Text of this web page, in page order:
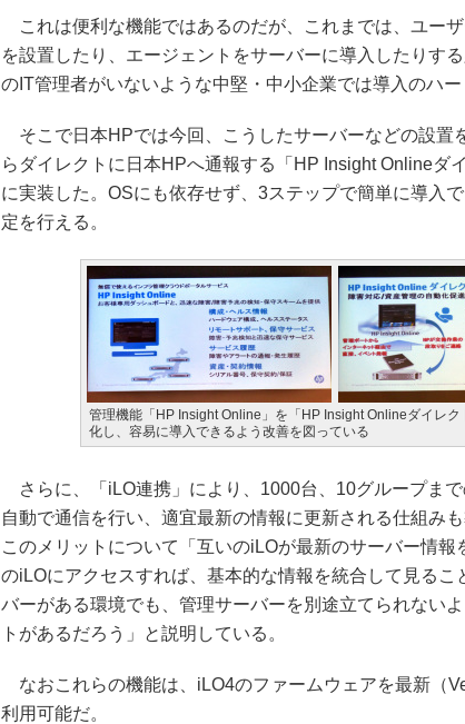
これは便利な機能ではあるのだが、これまでは、ユー
を設置したり、エージェントをサーバーに導入したりす
のIT管理者がいないような中堅・中小企業では導入のハー
そこで日本HPでは今回、こうしたサーバーなどの設置
らダイレクトに日本HPへ通報する「HP Insight Onlineダ
に実装した。OSにも依存せず、3ステップで簡単に導入
定を行える。
管理機能「HP Insight Online」を「HP Insight Onlineダイレク
化し、容易に導入できるよう改善を図っている
さらに、「iLO連携」により、1000台、10グループま
自動で通信を行い、適宜最新の情報に更新される仕組み
このメリットについて「互いのiLOが最新のサーバー情報
のiLOにアクセスすれば、基本的な情報を統合して見るこ
バーがある環境でも、管理サーバーを別途立てられない
トがあるだろう」と説明している。
なおこれらの機能は、iLO4のファームウェアを最新（
利用可能だ。